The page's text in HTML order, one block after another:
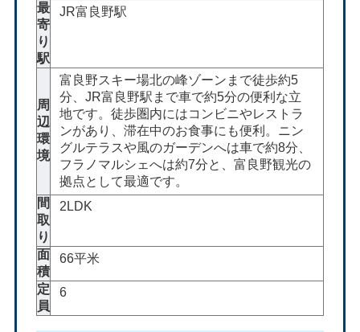
最
寄
り
駅
JR富良野駅
周
辺
環
境
富良野スキー場北の峰ゾーンまで徒歩約5
分、JR富良野駅まで車で約5分の便利な立
地です。徒歩圏内にはコンビニやレストラ
ンがあり、滞在中のお食事にも便利。ニン
グルテラスや風のガーデンへは車で約8分、
フラノマルシェへは約7分と、富良野観光の
拠点として最適です。
間
取
り
2LDK
面
積
66平米
定
員
6